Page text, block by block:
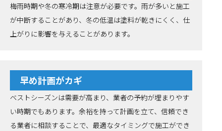
梅雨時期や冬の寒冷期は注意が必要です。雨が多いと施工
が中断することがあり、冬の低温は塗料が乾きにくく、仕
上がりに影響を与えることがあります。
早め計画がカギ
ベストシーズンは需要が高まり、業者の予約が埋まりやす
い時期でもあります。余裕を持って計画を立て、信頼でき
る業者に相談することで、最適なタイミングで施工ができ